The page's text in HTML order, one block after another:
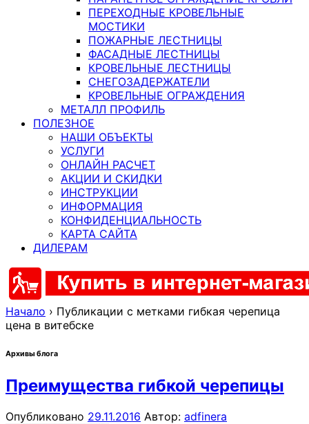
ПЕРЕХОДНЫЕ КРОВЕЛЬНЫЕ
МОСТИКИ
ПОЖАРНЫЕ ЛЕСТНИЦЫ
ФАСАДНЫЕ ЛЕСТНИЦЫ
КРОВЕЛЬНЫЕ ЛЕСТНИЦЫ
СНЕГОЗАДЕРЖАТЕЛИ
КРОВЕЛЬНЫЕ ОГРАЖДЕНИЯ
МЕТАЛЛ ПРОФИЛЬ
ПОЛЕЗНОЕ
НАШИ ОБЪЕКТЫ
УСЛУГИ
ОНЛАЙН РАСЧЕТ
АКЦИИ И СКИДКИ
ИНСТРУКЦИИ
ИНФОРМАЦИЯ
КОНФИДЕНЦИАЛЬНОСТЬ
КАРТА САЙТА
ДИЛЕРАМ
Начало › Публикации с метками гибкая черепица
цена в витебске
Архивы блога
Преимущества гибкой черепицы
Опубликовано 29.11.2016 Автор: adfinera